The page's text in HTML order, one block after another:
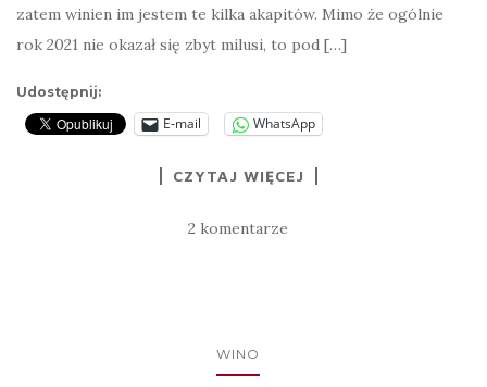
zatem winien im jestem te kilka akapitów. Mimo że ogólnie
rok 2021 nie okazał się zbyt milusi, to pod […]
Udostępnij:
E-mail WhatsApp
CZYTAJ WIĘCEJ
2 komentarze
WINO